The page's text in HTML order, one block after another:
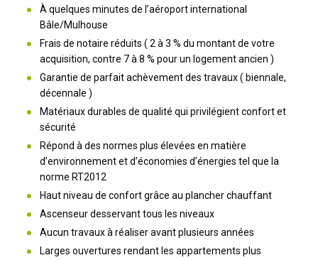
À quelques minutes de l’aéroport international
Bâle/Mulhouse
Frais de notaire réduits ( 2 à 3 % du montant de votre
acquisition, contre 7 à 8 % pour un logement ancien )
Garantie de parfait achèvement des travaux ( biennale,
décennale )
Matériaux durables de qualité qui privilégient confort et
sécurité
Répond à des normes plus élevées en matière
d’environnement et d’économies d’énergies tel que la
norme RT2012
Haut niveau de confort grâce au plancher chauffant
Ascenseur desservant tous les niveaux
Aucun travaux à réaliser avant plusieurs années
Larges ouvertures rendant les appartements plus